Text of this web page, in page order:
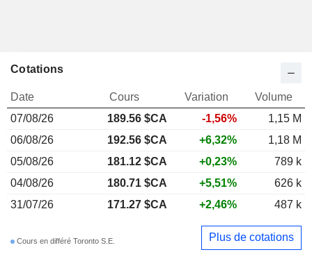
Cotations
Date Cours Variation
Volume
07/08/26
189.56 $CA -1,56%
1,15 M
06/08/26
192.56 $CA +6,32%
1,18 M
05/08/26
181.12 $CA +0,23%
789 k
04/08/26
180.71 $CA +5,51%
626 k
31/07/26
171.27 $CA +2,46% 487 k
Cours en différé Toronto S.E. Plus de cotations